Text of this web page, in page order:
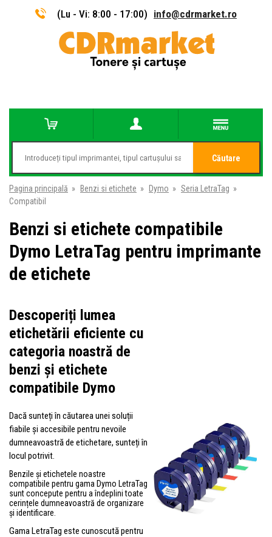
(Lu - Vi: 8:00 - 17:00) info@cdrmarket.ro
Căutare
Pagina principală » Benzi si etichete » Dymo » Seria LetraTag »
Compatibil
Benzi si etichete compatibile
Dymo LetraTag pentru imprimante
de etichete
Descoperiți lumea
etichetării eficiente cu
categoria noastră de
benzi și etichete
compatibile Dymo
Dacă sunteți în căutarea unei soluții
fiabile și accesibile pentru nevoile
dumneavoastră de etichetare, sunteți în
locul potrivit.
Benzile și etichetele noastre
compatibile pentru gama Dymo LetraTag
sunt concepute pentru a îndeplini toate
cerințele dumneavoastră de organizare
și identificare.
Gama LetraTag este cunoscută pentru